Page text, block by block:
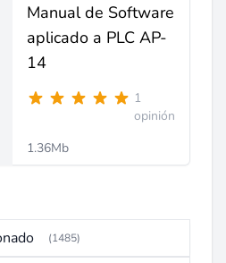
Manual de Software
aplicado a PLC AP-
14
1
opinión
1.36Mb
(1485)